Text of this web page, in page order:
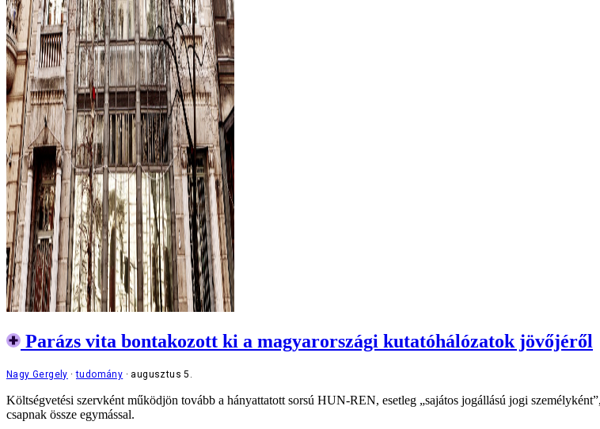
Parázs vita bontakozott ki a magyarországi kutatóhálózatok jövőjéről
Nagy Gergely tudomány augusztus 5.
Költségvetési szervként működjön tovább a hányattatott sorsú HUN-REN, esetleg „sajátos jogállású jogi
csapnak össze egymással.